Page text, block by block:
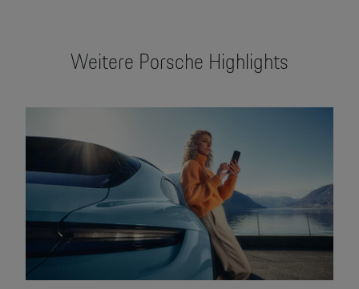
Weitere Porsche Highlights